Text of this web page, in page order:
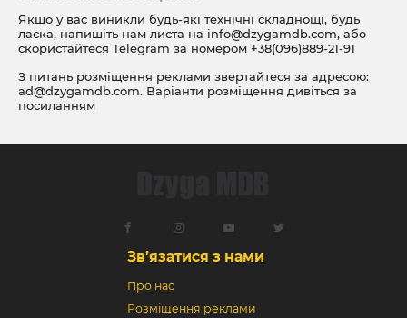
Якщо у вас виникли будь-які технічні складнощі, будь
ласка, напишіть нам листа на info@dzygamdb.com, або
скористайтеся Telegram за номером +38(096)889-21-91
З питань розміщення реклами звертайтеся за адресою:
ad@dzygamdb.com. Варіанти розміщення дивіться за
посиланням
Зв’язатися з нами
Про нас
Розміщення реклами